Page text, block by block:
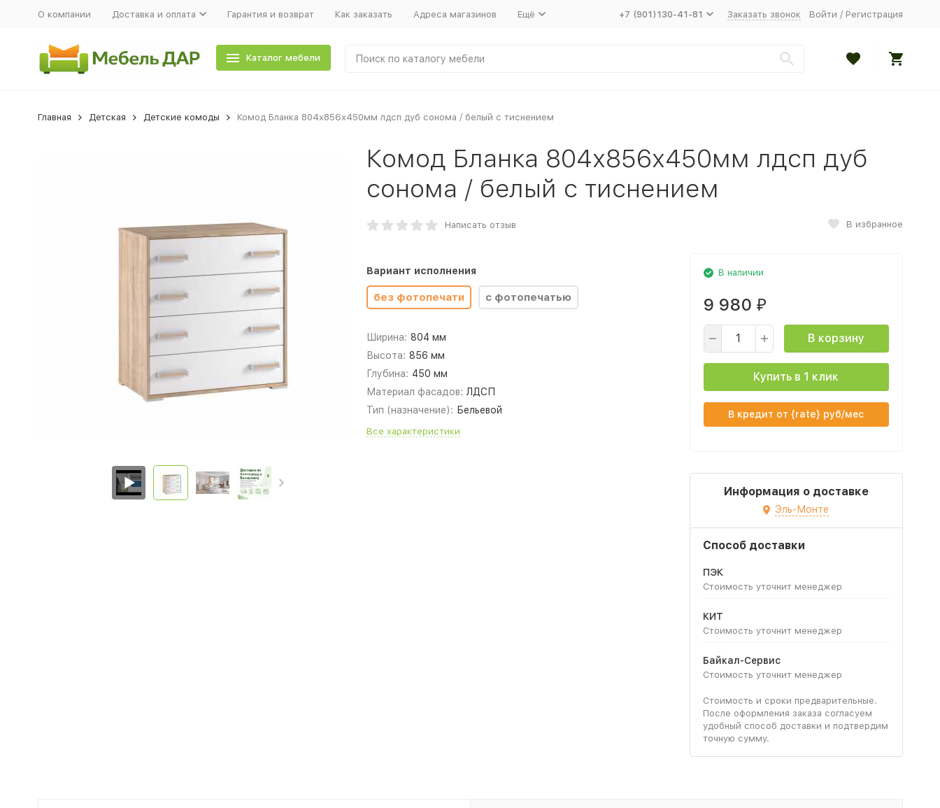
О компании Доставка и оплата Гарантия и возврат Как заказать Адреса магазинов Ещё +7 (901)130-41-81 Заказать звонок Войти / Регистрация
Каталог мебели
Главная Детская Детские комоды Комод Бланка 804х856х450мм лдсп дуб сонома / белый с тиснением
Комод Бланка 804х856х450мм лдсп дуб
сонома / белый с тиснением
Написать отзыв В избранное
Вариант исполнения
без фотопечати с фотопечатью
Ширина: 804 мм
Высота: 856 мм
Глубина: 450 мм
Материал фасадов: ЛДСП
Тип (назначение): Бельевой
Все характеристики
В наличии
9 980 ₽
В корзину
Купить в 1 клик
В кредит от {rate} руб/мес
Информация о доставке
Эль-Монте
Способ доставки
ПЭК
Стоимость уточнит менеджер
КИТ
Стоимость уточнит менеджер
Байкал-Сервис
Стоимость уточнит менеджер
Стоимость и сроки предварительные.
После оформления заказа согласуем
удобный способ доставки и подтвердим
точную сумму.